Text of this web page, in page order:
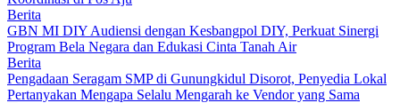
Berita
GBN MI DIY Audiensi dengan Kesbangpol DIY, Perkuat Sinergi
Program Bela Negara dan Edukasi Cinta Tanah Air
Berita
Pengadaan Seragam SMP di Gunungkidul Disorot, Penyedia Lokal
Pertanyakan Mengapa Selalu Mengarah ke Vendor yang Sama